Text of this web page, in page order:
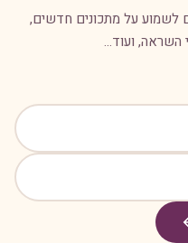
לשמוע על מתכונים חדשים,
השראה, ועוד...